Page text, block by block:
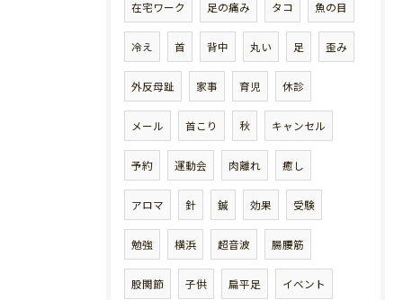
在宅ワーク 足の痛み タコ 魚の目
冷え 首 背中 丸い 足 歪み
外反母趾 家事 育児 休診
メール 首こり 秋 キャンセル
予約 運動会 肉離れ 癒し
アロマ 針 鍼 効果 受験
勉強 横浜 超音波 腸腰筋
股関節 子供 扁平足 イベント